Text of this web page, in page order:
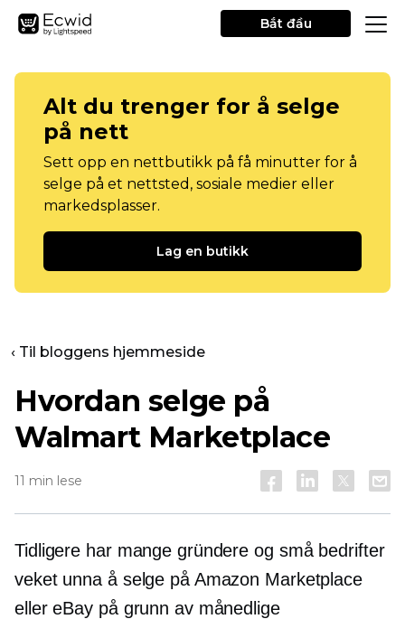
Bắt đầu
Alt du trenger for å selge
på nett
Sett opp en nettbutikk på få minutter for å
selge på et nettsted, sosiale medier eller
markedsplasser.
Lag en butikk
‹ Til bloggens hjemmeside
Hvordan selge på
Walmart Marketplace
11 min lese
Tidligere har mange gründere og små bedrifter
veket unna å selge på Amazon Marketplace
eller eBay på grunn av månedlige